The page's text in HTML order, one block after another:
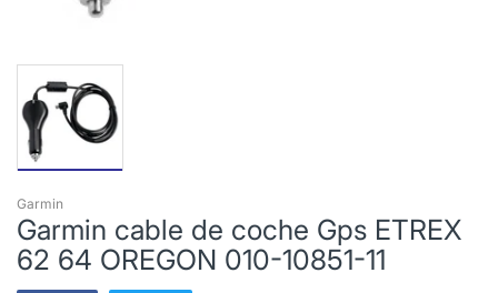
Garmin
Garmin cable de coche Gps ETREX
62 64 OREGON 010-10851-11